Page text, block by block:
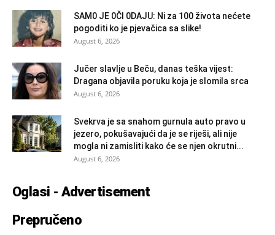
SAM0 JE 0Čl 0DAJU: Ni za 100 života nećete
pogoditi ko je pjevačica sa slike!
August 6, 2026
Jučer slavlje u Beču, danas teška vijest:
Dragana objavila poruku koja je slomila srca
August 6, 2026
Svekrva je sa snahom gurnula auto pravo u
jezero, pokušavajući da je se riješi, ali nije
mogla ni zamisliti kako će se njen okrutni...
August 6, 2026
Oglasi - Advertisement
Prepručeno